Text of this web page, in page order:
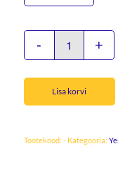
Lisa korvi
Tootekood: - Kategooria: